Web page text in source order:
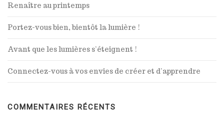
Renaître au printemps
Portez-vous bien, bientôt la lumière !
Avant que les lumières s’éteignent !
Connectez-vous à vos envies de créer et d’apprendre
COMMENTAIRES RÉCENTS